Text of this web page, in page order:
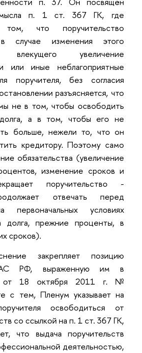
п. 1 ст. 367 ГК, где
что поручительство
случае изменения этого
влекущего увеличение
или иные неблагоприятные
поручителя, без согласия
разъясняется, что
не в том, чтобы освободить
а в том, чтобы его не
больше, нежели то, что он
кредитору. Поэтому само
обязательства (увеличение
изменение сроков и
поручительство -
отвечать перед
первоначальных условиях
долга, прежние проценты, в
сроков).
закрепляет позицию
РФ, выраженную им в
от 18 октября 2011 г. №
с тем, Пленум указывает на
освободиться от
со ссылкой на п. 1 ст. 367 ГК,
что выдача поручительств
деятельностью,